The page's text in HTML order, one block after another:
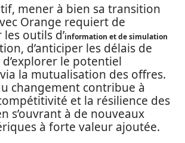
mener à bien sa transition
Orange requiert de
les outils d’information et de simulation
d’anticiper les délais de
le potentiel
via la mutualisation des offres.
changement contribue à
et la résilience des
s’ouvrant à de nouveaux
à forte valeur ajoutée.